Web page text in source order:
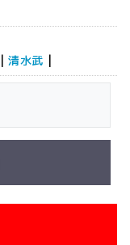
| 清水武 |